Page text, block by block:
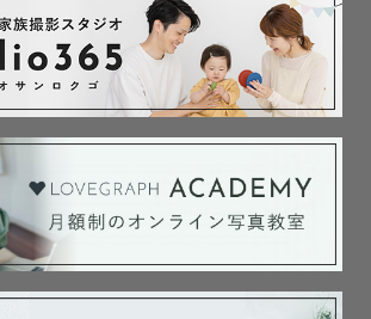
目線のある写真より
向けた何気ない表情を切り取った写真
うな賑やかな写真
うなオフショット写真
す☺
』『撮ってあげたい』を思うこと自体が
す。